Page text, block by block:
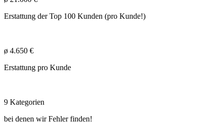
Erstattung der Top 100 Kunden (pro Kunde!)
ø 4.650 €
Erstattung pro Kunde
9 Kategorien
bei denen wir Fehler finden!